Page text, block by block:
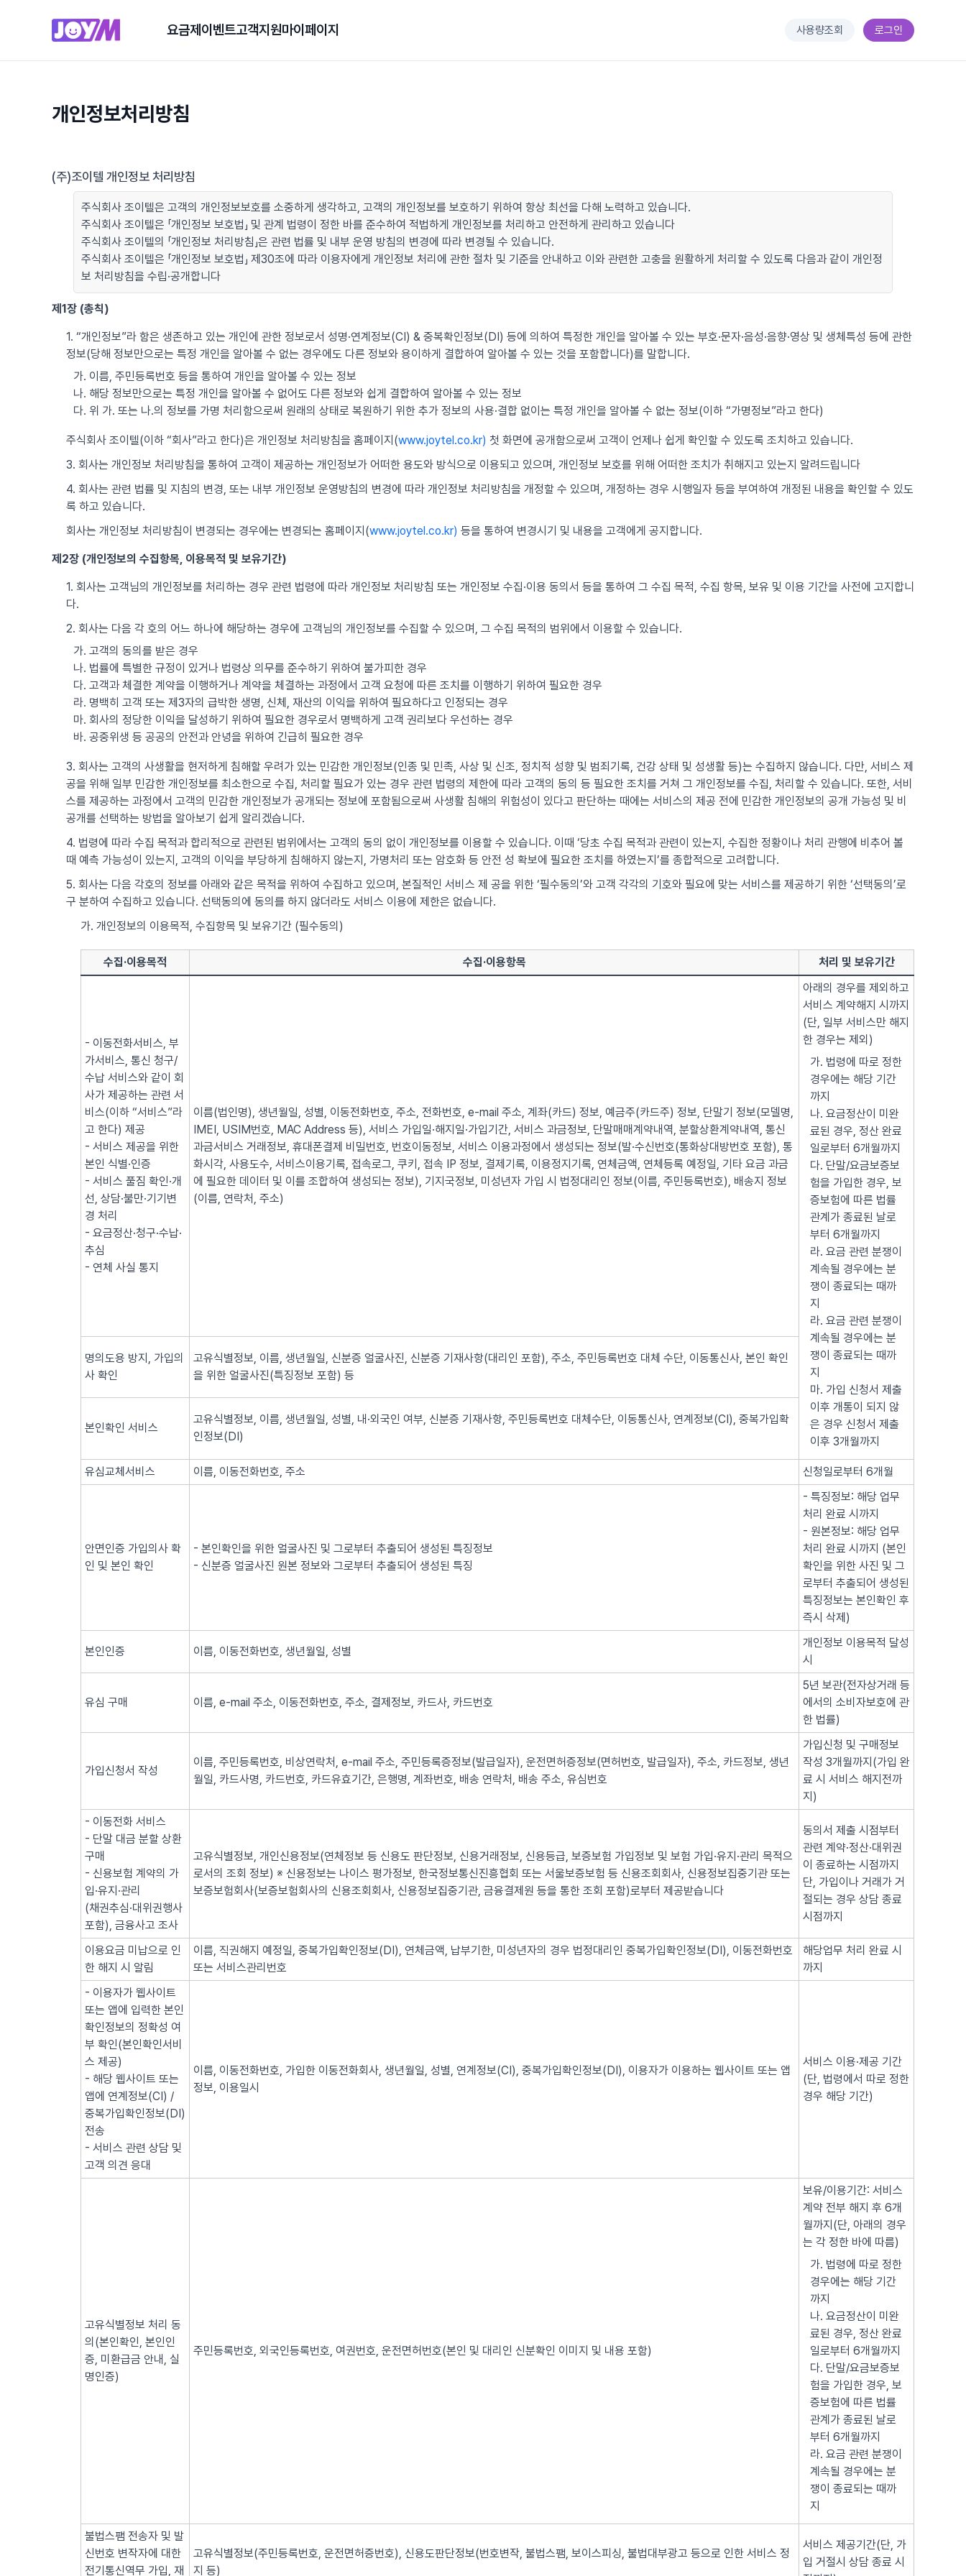
요금제 이벤트고객지원마이페이지 사용량조회 로그인
개인정보처리방침
(주)조이텔 개인정보 처리방침
주식회사 조이텔은 고객의 개인정보보호를 소중하게 생각하고, 고객의 개인정보를 보호하기 위하여 항상 최선을 다해 노력하고 있습니다.
주식회사 조이텔은 「개인정보 보호법」 및 관계 법령이 정한 바를 준수하여 적법하게 개인정보를 처리하고 안전하게 관리하고 있습니다
주식회사 조이텔의 「개인정보 처리방침」은 관련 법률 및 내부 운영 방침의 변경에 따라 변경될 수 있습니다.
주식회사 조이텔은 「개인정보 보호법」 제30조에 따라 이용자에게 개인정보 처리에 관한 절차 및 기준을 안내하고 이와 관련한 고충을 원활하게 처리할 수 있도록 다음과 같이 개인정
보 처리방침을 수립·공개합니다
제1장 (총칙)
1. “개인정보”라 함은 생존하고 있는 개인에 관한 정보로서 성명·연계정보(CI) & 중복확인정보(DI) 등에 의하여 특정한 개인을 알아볼 수 있는 부호·문자·음성·음향·영상 및 생체특성 등에 관한
정보(당해 정보만으로는 특정 개인을 알아볼 수 없는 경우에도 다른 정보와 용이하게 결합하여 알아볼 수 있는 것을 포함합니다)를 말합니다.
가. 이름, 주민등록번호 등을 통하여 개인을 알아볼 수 있는 정보
나. 해당 정보만으로는 특정 개인을 알아볼 수 없어도 다른 정보와 쉽게 결합하여 알아볼 수 있는 정보
다. 위 가. 또는 나.의 정보를 가명 처리함으로써 원래의 상태로 복원하기 위한 추가 정보의 사용·결합 없이는 특정 개인을 알아볼 수 없는 정보(이하 “가명정보”라고 한다)
주식회사 조이텔(이하 “회사”라고 한다)은 개인정보 처리방침을 홈페이지(www.joytel.co.kr) 첫 화면에 공개함으로써 고객이 언제나 쉽게 확인할 수 있도록 조치하고 있습니다.
3. 회사는 개인정보 처리방침을 통하여 고객이 제공하는 개인정보가 어떠한 용도와 방식으로 이용되고 있으며, 개인정보 보호를 위해 어떠한 조치가 취해지고 있는지 알려드립니다
4. 회사는 관련 법률 및 지침의 변경, 또는 내부 개인정보 운영방침의 변경에 따라 개인정보 처리방침을 개정할 수 있으며, 개정하는 경우 시행일자 등을 부여하여 개정된 내용을 확인할 수 있도
록 하고 있습니다.
회사는 개인정보 처리방침이 변경되는 경우에는 변경되는 홈페이지(www.joytel.co.kr) 등을 통하여 변경시기 및 내용을 고객에게 공지합니다.
제2장 (개인정보의 수집항목, 이용목적 및 보유기간)
1. 회사는 고객님의 개인정보를 처리하는 경우 관련 법령에 따라 개인정보 처리방침 또는 개인정보 수집·이용 동의서 등을 통하여 그 수집 목적, 수집 항목, 보유 및 이용 기간을 사전에 고지합니
다.
2. 회사는 다음 각 호의 어느 하나에 해당하는 경우에 고객님의 개인정보를 수집할 수 있으며, 그 수집 목적의 범위에서 이용할 수 있습니다.
가. 고객의 동의를 받은 경우
나. 법률에 특별한 규정이 있거나 법령상 의무를 준수하기 위하여 불가피한 경우
다. 고객과 체결한 계약을 이행하거나 계약을 체결하는 과정에서 고객 요청에 따른 조치를 이행하기 위하여 필요한 경우
라. 명백히 고객 또는 제3자의 급박한 생명, 신체, 재산의 이익을 위하여 필요하다고 인정되는 경우
마. 회사의 정당한 이익을 달성하기 위하여 필요한 경우로서 명백하게 고객 권리보다 우선하는 경우
바. 공중위생 등 공공의 안전과 안녕을 위하여 긴급히 필요한 경우
3. 회사는 고객의 사생활을 현저하게 침해할 우려가 있는 민감한 개인정보(인종 및 민족, 사상 및 신조, 정치적 성향 및 범죄기록, 건강 상태 및 성생활 등)는 수집하지 않습니다. 다만, 서비스 제
공을 위해 일부 민감한 개인정보를 최소한으로 수집, 처리할 필요가 있는 경우 관련 법령의 제한에 따라 고객의 동의 등 필요한 조치를 거쳐 그 개인정보를 수집, 처리할 수 있습니다. 또한, 서비
스를 제공하는 과정에서 고객의 민감한 개인정보가 공개되는 정보에 포함됨으로써 사생활 침해의 위험성이 있다고 판단하는 때에는 서비스의 제공 전에 민감한 개인정보의 공개 가능성 및 비
공개를 선택하는 방법을 알아보기 쉽게 알리겠습니다.
4. 법령에 따라 수집 목적과 합리적으로 관련된 범위에서는 고객의 동의 없이 개인정보를 이용할 수 있습니다. 이때 ‘당초 수집 목적과 관련이 있는지, 수집한 정황이나 처리 관행에 비추어 볼
때 예측 가능성이 있는지, 고객의 이익을 부당하게 침해하지 않는지, 가명처리 또는 암호화 등 안전 성 확보에 필요한 조치를 하였는지’를 종합적으로 고려합니다.
5. 회사는 다음 각호의 정보를 아래와 같은 목적을 위하여 수집하고 있으며, 본질적인 서비스 제 공을 위한 ‘필수동의’와 고객 각각의 기호와 필요에 맞는 서비스를 제공하기 위한 ‘선택동의’로
구 분하여 수집하고 있습니다. 선택동의에 동의를 하지 않더라도 서비스 이용에 제한은 없습니다.
가. 개인정보의 이용목적, 수집항목 및 보유기간 (필수동의)
수집·이용목적 수집·이용항목 처리 및 보유기간
- 이동전화서비스, 부
가서비스, 통신 청구/
수납 서비스와 같이 회
사가 제공하는 관련 서
비스(이하 “서비스”라
고 한다) 제공
- 서비스 제공을 위한
본인 식별·인증
- 서비스 풀짐 확인·개
선, 상담·불만·기기변
경 처리
- 요금정산·청구·수납·
추심
- 연체 사실 통지
이름(법인명), 생년월일, 성별, 이동전화번호, 주소, 전화번호, e-mail 주소, 계좌(카드) 정보, 예금주(카드주) 정보, 단말기 정보(모델명,
IMEI, USIM번호, MAC Address 등), 서비스 가입일·해지일·가입기간, 서비스 과금정보, 단말매매계약내역, 분할상환계약내역, 통신
과금서비스 거래정보, 휴대폰결제 비밀번호, 번호이동정보, 서비스 이용과정에서 생성되는 정보(발·수신번호(통화상대방번호 포함), 통
화시각, 사용도수, 서비스이용기록, 접속로그, 쿠키, 접속 IP 정보, 결제기록, 이용정지기록, 연체금액, 연체등록 예정일, 기타 요금 과금
에 필요한 데이터 및 이를 조합하여 생성되는 정보), 기지국정보, 미성년자 가입 시 법정대리인 정보(이름, 주민등록번호), 배송지 정보
(이름, 연락처, 주소)
아래의 경우를 제외하고
서비스 계약해지 시까지
(단, 일부 서비스만 해지
한 경우는 제외)
가. 법령에 따로 정한
경우에는 해당 기간
까지
나. 요금정산이 미완
료된 경우, 정산 완료
일로부터 6개월까지
다. 단말/요금보증보
험을 가입한 경우, 보
증보험에 따른 법률
관계가 종료된 날로
부터 6개월까지
라. 요금 관련 분쟁이
계속될 경우에는 분
쟁이 종료되는 때까
지
라. 요금 관련 분쟁이
계속될 경우에는 분
쟁이 종료되는 때까
지
마. 가입 신청서 제출
이후 개통이 되지 않
은 경우 신청서 제출
이후 3개월까지
명의도용 방지, 가입의
사 확인
고유식별정보, 이름, 생년월일, 신분증 얼굴사진, 신분증 기재사항(대리인 포함), 주소, 주민등록번호 대체 수단, 이동통신사, 본인 확인
을 위한 얼굴사진(특징정보 포함) 등
본인확인 서비스
고유식별정보, 이름, 생년월일, 성별, 내·외국인 여부, 신분증 기재사항, 주민등록번호 대체수단, 이동통신사, 연계정보(CI), 중복가입확
인정보(DI)
유심교체서비스 이름, 이동전화번호, 주소 신청일로부터 6개월
안면인증 가입의사 확
인 및 본인 확인
- 본인확인을 위한 얼굴사진 및 그로부터 추출되어 생성된 특징정보
- 신분증 얼굴사진 원본 정보와 그로부터 추출되어 생성된 특징
- 특징정보: 해당 업무
처리 완료 시까지
- 원본정보: 해당 업무
처리 완료 시까지 (본인
확인을 위한 사진 및 그
로부터 추출되어 생성된
특징정보는 본인확인 후
즉시 삭제)
본인인증 이름, 이동전화번호, 생년월일, 성별
개인정보 이용목적 달성
시
유심 구매 이름, e-mail 주소, 이동전화번호, 주소, 결제정보, 카드사, 카드번호
5년 보관(전자상거래 등
에서의 소비자보호에 관
한 법률)
가입신청서 작성
이름, 주민등록번호, 비상연락처, e-mail 주소, 주민등록증정보(발급일자), 운전면허증정보(면허번호, 발급일자), 주소, 카드정보, 생년
월일, 카드사명, 카드번호, 카드유효기간, 은행명, 계좌번호, 배송 연락처, 배송 주소, 유심번호
가입신청 및 구매정보
작성 3개월까지(가입 완
료 시 서비스 해지전까
지)
- 이동전화 서비스
- 단말 대금 분할 상환
구매
- 신용보험 계약의 가
입·유지·관리
(채권추심·대위권행사
포함), 금융사고 조사
고유식별정보, 개인신용정보(연체정보 등 신용도 판단정보, 신용거래정보, 신용등급, 보증보험 가입정보 및 보험 가입·유지·관리 목적으
로서의 조회 정보) ※ 신용정보는 나이스 평가정보, 한국정보통신진흥협회 또는 서울보증보험 등 신용조회회사, 신용정보집중기관 또는
보증보험회사(보증보험회사의 신용조회회사, 신용정보집중기관, 금융결제원 등을 통한 조회 포함)로부터 제공받습니다
동의서 제출 시점부터
관련 계약·정산·대위권
이 종료하는 시점까지
단, 가입이나 거래가 거
절되는 경우 상담 종료
시점까지
이용요금 미납으로 인
한 해지 시 알림
이름, 직권해지 예정일, 중복가입확인정보(DI), 연체금액, 납부기한, 미성년자의 경우 법정대리인 중복가입확인정보(DI), 이동전화번호
또는 서비스관리번호
해당업무 처리 완료 시
까지
- 이용자가 웹사이트
또는 앱에 입력한 본인
확인정보의 정확성 여
부 확인(본인확인서비
스 제공)
- 해당 웹사이트 또는
앱에 연계정보(CI) /
중복가입확인정보(DI)
전송
- 서비스 관련 상담 및
고객 의견 응대
이름, 이동전화번호, 가입한 이동전화회사, 생년월일, 성별, 연계정보(CI), 중복가입확인정보(DI), 이용자가 이용하는 웹사이트 또는 앱
정보, 이용일시
서비스 이용·제공 기간
(단, 법령에서 따로 정한
경우 해당 기간)
고유식별정보 처리 동
의(본인확인, 본인인
증, 미환급금 안내, 실
명인증)
주민등록번호, 외국인등록번호, 여권번호, 운전면허번호(본인 및 대리인 신분확인 이미지 및 내용 포함)
보유/이용기간: 서비스
계약 전부 해지 후 6개
월까지(단, 아래의 경우
는 각 정한 바에 따름)
가. 법령에 따로 정한
경우에는 해당 기간
까지
나. 요금정산이 미완
료된 경우, 정산 완료
일로부터 6개월까지
다. 단말/요금보증보
험을 가입한 경우, 보
증보험에 따른 법률
관계가 종료된 날로
부터 6개월까지
라. 요금 관련 분쟁이
계속될 경우에는 분
쟁이 종료되는 때까
지
불법스팸 전송자 및 발
신번호 변작자에 대한
전기통신역무 가입, 재
고유식별정보(주민등록번호, 운전면허증번호), 신용도판단정보(번호변작, 불법스팸, 보이스피싱, 불법대부광고 등으로 인한 서비스 정
지 등)
서비스 제공기간(단, 가
입 거절시 상담 종료 시